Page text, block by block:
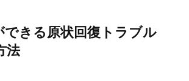
できる原状回復トラブル
法